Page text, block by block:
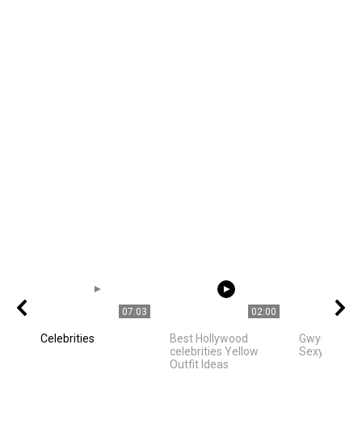
07:03
Celebrities
02:00
Best Hollywood
celebrities Yellow
Outfit Ideas
Gwyneth
Sexy Movie